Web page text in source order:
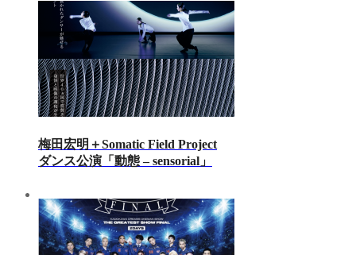
梅田宏明＋Somatic Field Project
ダンス公演「動態 ‒ sensorial」